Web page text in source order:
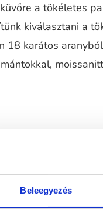
Beleegyezés
a tökéletes
kiválasztani a
18 karátos